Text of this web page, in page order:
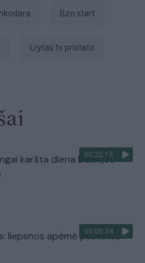
bzn start
Lrytas.tv pristato
00:22:15
karšta diena Dzūkijos
00:00:34
liepsnos apėmė pastatus